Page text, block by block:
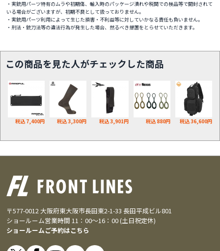
・実銃用パーツ特有のムラや初期傷、輸入時のパッケージ潰れや税関での検品等で開封されて
いる場合がございますが、初期不良として扱っておりません。
・実銃用パーツ利用によって生じた損害・不利益等に対していかなる責任も負いません。
・刑法・銃刀法等の違法行為が発生した場合、然るべき措置をとらせていただきます。
この商品を見た人がチェックした商品
税込 7,400円 税込 3,300円 税込 3,901円 税込 880円 税込 36,600円
〒577-0012 大阪府東大阪市長田東2-1-33 長田平成ビル801
ショールーム営業時間 11：00～16：00 (土日祝定休)
ショールームご予約はこちら